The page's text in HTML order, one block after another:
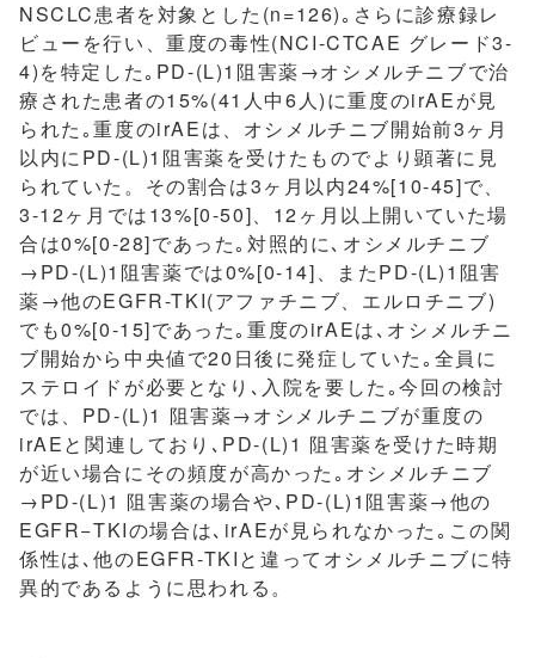
NSCLC患者を対象とした(n=126)｡さらに診療録レ
ビューを行い、重度の毒性(NCI-CTCAE グレード3-
4)を特定した｡PD-(L)1阻害薬→オシメルチニブで治
療された患者の15%(41人中6人)に重度のirAEが見
られた｡重度のirAEは、オシメルチニブ開始前3ヶ月
以内にPD-(L)1阻害薬を受けたものでより顕著に見
られていた。その割合は3ヶ月以内24%[10-45]で、
3-12ヶ月では13%[0-50]、12ヶ月以上開いていた場
合は0%[0-28]であった｡対照的に､オシメルチニブ
→PD-(L)1阻害薬では0%[0-14]、またPD-(L)1阻害
薬→他のEGFR-TKI(アファチニブ、エルロチニブ)
でも0%[0-15]であった｡重度のirAEは､オシメルチニ
ブ開始から中央値で20日後に発症していた｡全員に
ステロイドが必要となり､入院を要した｡今回の検討
では、PD-(L)1 阻害薬→オシメルチニブが重度の
irAEと関連しており､PD-(L)1 阻害薬を受けた時期
が近い場合にその頻度が高かった｡オシメルチニブ
→PD-(L)1 阻害薬の場合や､PD-(L)1阻害薬→他の
EGFR−TKIの場合は､irAEが見られなかった｡この関
係性は､他のEGFR-TKIと違ってオシメルチニブに特
異的であるように思われる。